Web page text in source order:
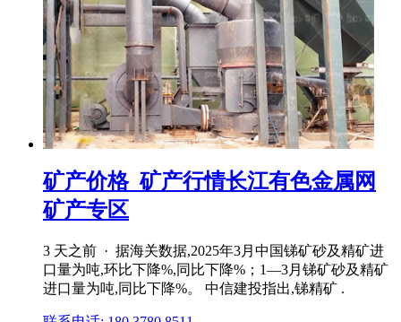
矿产价格_矿产行情长江有色金属网
矿产专区
3 天之前 · 据海关数据,2025年3月中国锑矿砂及精矿进
口量为吨,环比下降%,同比下降%；1—3月锑矿砂及精矿
进口量为吨,同比下降%。 中信建投指出,锑精矿 .